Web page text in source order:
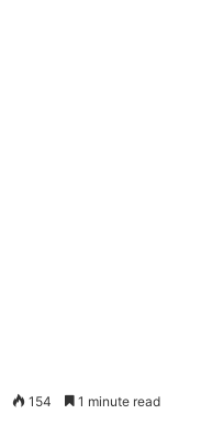
154 1 minute read